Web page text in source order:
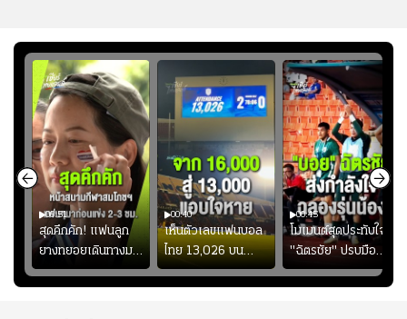
00:51
สุดคึกคัก! แฟนลูก
ยางทยอยเดินทางมา
หน้าสนามกีฬา
สมโภชฯ กันอย่าง
00:40
เห็นตัวเลขแฟนบอล
ไทย 13,026 บน
สกอร์บอร์ดแล้วแอบ
ใจหาย น้อยกว่านัดที่
00:45
โมเมนต์สุดประทับใจ!
"ฉัตรชัย" ปรบมือ
ฉลองประตูแรกให้
ดาวรุ่ง "เจะฮานาฟี"